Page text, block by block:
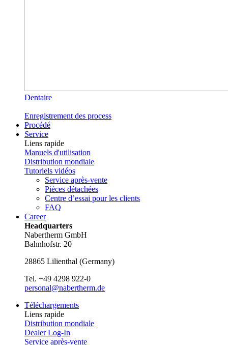
Dentaire
Enregistrement des process
Procédé
Service
Liens rapide
Manuels d'utilisation
Distribution mondiale
Tutoriels vidéos
Service après-vente
Pièces détachées
Centre d’essai pour les clients
FAQ
Career
Headquarters
Nabertherm GmbH
Bahnhofstr. 20
28865 Lilienthal (Germany)
Tel. +49 4298 922-0
personal@nabertherm.de
Téléchargements
Liens rapide
Distribution mondiale
Dealer Log-In
Service après-vente